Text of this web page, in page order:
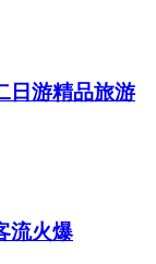
日游精品旅游
流火爆